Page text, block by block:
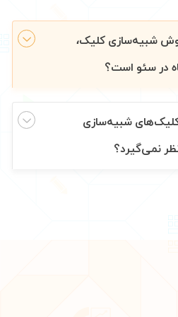
روش شبیه‌سازی کلیک،
در سئو است؟
کلیک‌های شبیه‌سازی
نمی‌گیرد؟